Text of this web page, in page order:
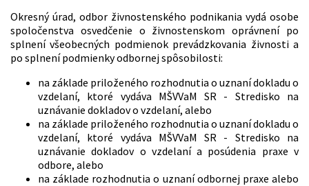
Okresný úrad, odbor živnostenského podnikania vydá osobe
spoločenstva osvedčenie o živnostenskom oprávnení po
splnení všeobecných podmienok prevádzkovania živnosti a
po splnení podmienky odbornej spôsobilosti:
na základe priloženého rozhodnutia o uznaní dokladu o
vzdelaní, ktoré vydáva MŠVVaM SR - Stredisko na
uznávanie dokladov o vzdelaní, alebo
na základe priloženého rozhodnutia o uznaní dokladu o
vzdelaní, ktoré vydáva MŠVVaM SR - Stredisko na
uznávanie dokladov o vzdelaní a posúdenia praxe v
odbore, alebo
na základe rozhodnutia o uznaní odbornej praxe alebo